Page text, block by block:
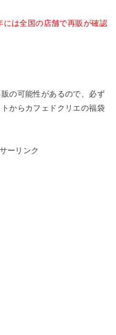
には全国の店舗で再販が確認
販の可能性があるので、必ず
からカフェドクリエの福袋
ーリンク